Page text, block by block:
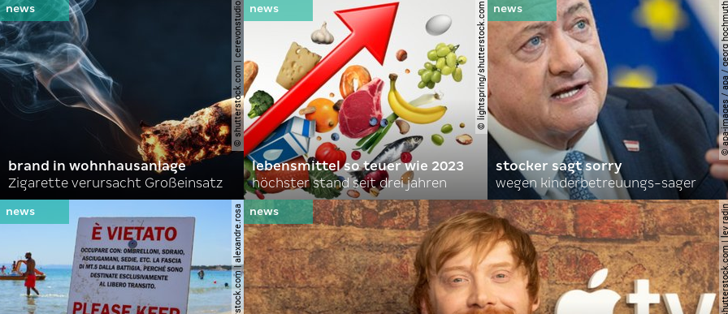
© shutterstock.com | cerevonstudio
brand in wohnhausanlage
Zigarette verursacht Großeinsatz
© lightspring/shutterstock.com
lebensmittel so teuer wie 2023
höchster stand seit drei jahren
© apa-images /
stocker sagt sorry
wegen kinderbetreuungs-sager
© shutterstock.com | alexandre.rosa ©